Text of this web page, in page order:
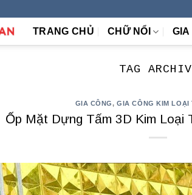
TRANG CHỦ CHỮ NỔI GIA
TAG
GIA CÔNG,GIA CÔNG KIM LOẠI
Ốp Mặt Dựng Tấm 3D Kim Loại